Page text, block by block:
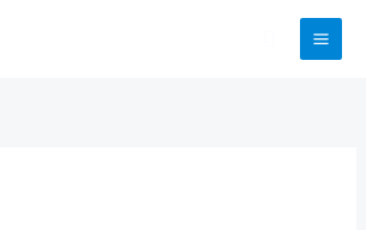
Buscar